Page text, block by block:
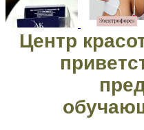
Центр